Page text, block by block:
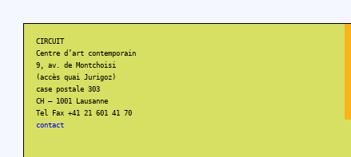
CIRCUIT
Centre d’art contemporain
9, av. de Montchoisi
(accès quai Jurigoz)
case postale 303
CH – 1001 Lausanne
Tel Fax +41 21 601 41 70
contact